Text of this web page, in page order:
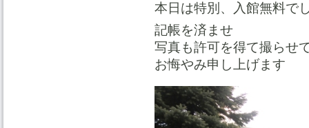
本日は特別、入館無料で
記帳を済ませ
写真も許可を得て撮らせ
お悔やみ申し上げます